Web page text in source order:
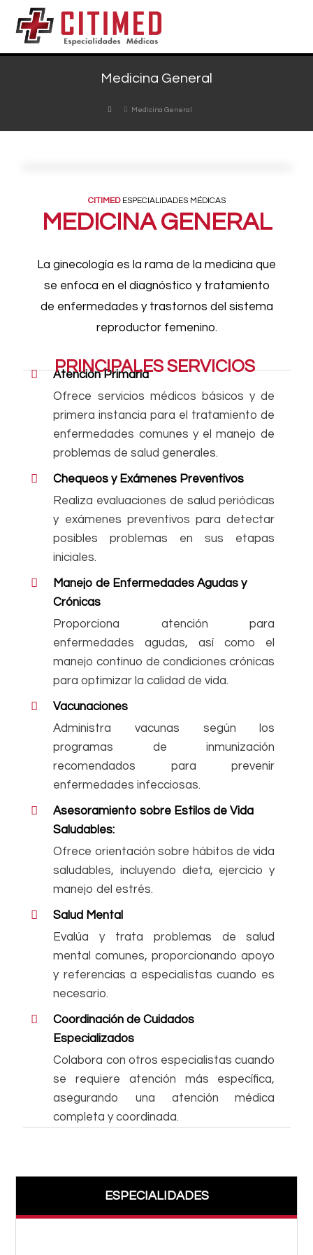
Medicina General
Medicina General
CITIMED ESPECIALIDADES MÉDICAS
MEDICINA GENERAL
La ginecología es la rama de la medicina que
se enfoca en el diagnóstico y tratamiento
de enfermedades y trastornos del sistema
reproductor femenino.
PRINCIPALES SERVICIOS
Atención Primaria
Ofrece servicios médicos básicos y de
primera instancia para el tratamiento de
enfermedades comunes y el manejo de
problemas de salud generales.
Chequeos y Exámenes Preventivos
Realiza evaluaciones de salud periódicas
y exámenes preventivos para detectar
posibles problemas en sus etapas
iniciales.
Manejo de Enfermedades Agudas y
Crónicas
Proporciona atención para
enfermedades agudas, así como el
manejo continuo de condiciones crónicas
para optimizar la calidad de vida.
Vacunaciones
Administra vacunas según los
programas de inmunización
recomendados para prevenir
enfermedades infecciosas.
Asesoramiento sobre Estilos de Vida
Saludables:
Ofrece orientación sobre hábitos de vida
saludables, incluyendo dieta, ejercicio y
manejo del estrés.
Salud Mental
Evalúa y trata problemas de salud
mental comunes, proporcionando apoyo
y referencias a especialistas cuando es
necesario.
Coordinación de Cuidados
Especializados
Colabora con otros especialistas cuando
se requiere atención más específica,
asegurando una atención médica
completa y coordinada.
ESPECIALIDADES